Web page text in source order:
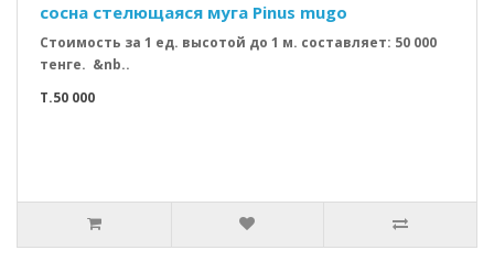
сосна стелющаяся муга Pinus mugo
Стоимость за 1 ед. высотой до 1 м. составляет: 50 000
тенге. &nb..
T.50 000